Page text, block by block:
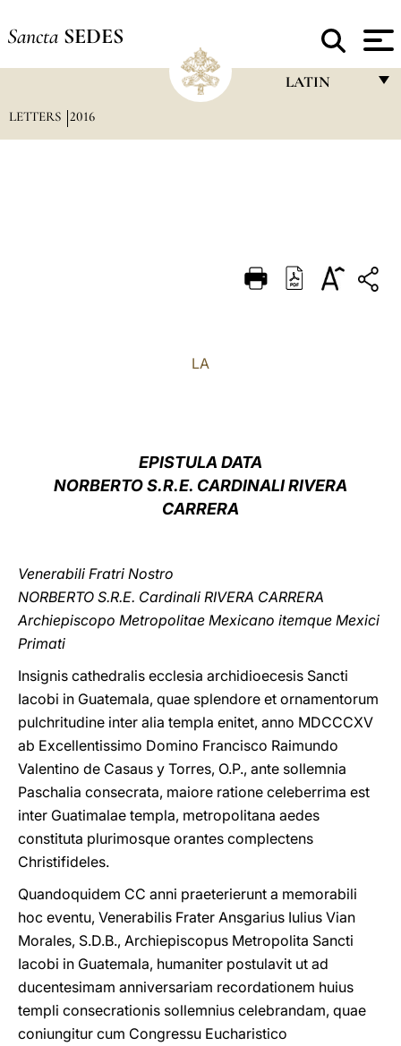
Sancta SEDES
LATIN
DEUTSCH
LETTERS 2016
LA
EPISTULA DATA
NORBERTO S.R.E. CARDINALI RIVERA
CARRERA
Venerabili Fratri Nostro
NORBERTO S.R.E. Cardinali RIVERA CARRERA
Archiepiscopo Metropolitae Mexicano itemque Mexici
Primati
Insignis cathedralis ecclesia archidioecesis Sancti
Iacobi in Guatemala, quae splendore et ornamentorum
pulchritudine inter alia templa enitet, anno MDCCCXV
ab Excellentissimo Domino Francisco Raimundo
Valentino de Casaus y Torres, O.P., ante sollemnia
Paschalia consecrata, maiore ratione celeberrima est
inter Guatimalae templa, metropolitana aedes
constituta plurimosque orantes complectens
Christifideles.
Quandoquidem CC anni praeterierunt a memorabili
hoc eventu, Venerabilis Frater Ansgarius Iulius Vian
Morales, S.D.B., Archiepiscopus Metropolita Sancti
Iacobi in Guatemala, humaniter postulavit ut ad
ducentesimam anniversariam recordationem huius
templi consecrationis sollemnius celebrandam, quae
coniungitur cum Congressu Eucharistico